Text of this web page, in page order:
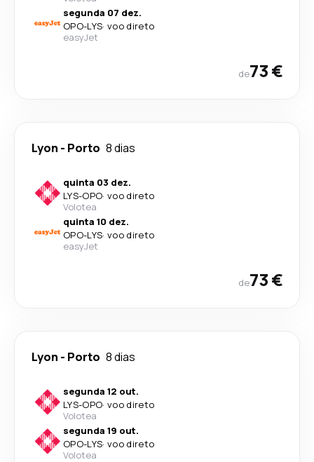
segunda 07 dez.
OPO-LYS· voo direto
easyJet
de73 €
Lyon - Porto 8 dias
quinta 03 dez.
LYS-OPO· voo direto
Volotea
quinta 10 dez.
OPO-LYS· voo direto
easyJet
de73 €
Lyon - Porto 8 dias
segunda 12 out.
LYS-OPO· voo direto
Volotea
segunda 19 out.
OPO-LYS· voo direto
Volotea